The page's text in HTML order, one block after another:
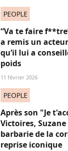
PEOPLE
“Va te faire
a remis un
qu’il lui a
poids
11 février 2026
PEOPLE
Après son "Je
Victoires,
barbarie de la
reprise iconique